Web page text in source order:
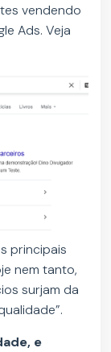
vendendo
Ads. Veja
principais
nem tanto,
surjam da
e